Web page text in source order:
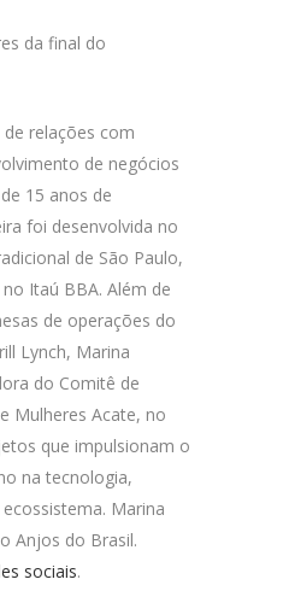
da final do
de relações com
de negócios
15 anos de
foi desenvolvida no
de São Paulo,
Itaú BBA. Além de
de operações do
Lynch, Marina
do Comitê de
Mulheres Acate, no
que impulsionam o
na tecnologia,
Marina
Anjos do Brasil.
sociais.